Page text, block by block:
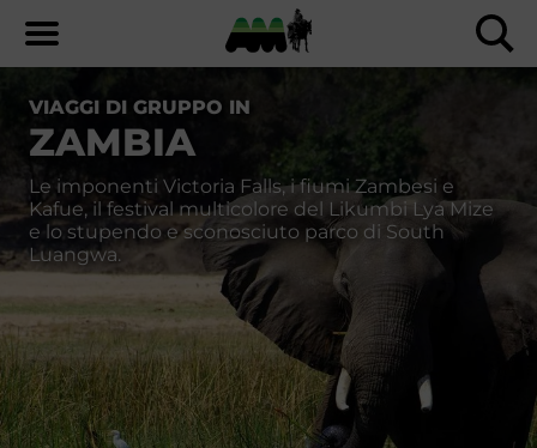
VIAGGI DI GRUPPO IN
ZAMBIA
Le imponenti Victoria Falls, i fiumi Zambesi e
Kafue, il festival multicolore del Likumbi Lya Mize
e lo stupendo e sconosciuto parco di South
Luangwa.